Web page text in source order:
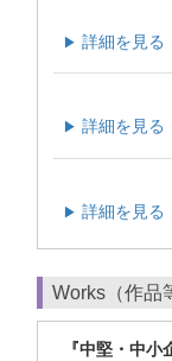
▶ 詳細を見る
▶ 詳細を見る
▶ 詳細を見る
Works（作品
『中堅・中